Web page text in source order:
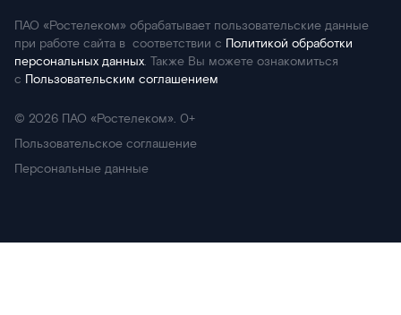
ПАО «Ростелеком» обрабатывает пользовательские данные
при работе сайта в соответствии с Политикой обработки
персональных данных. Также Вы можете ознакомиться
с Пользовательским соглашением
© 2026 ПАО «Ростелеком». 0+
Пользовательское соглашение
Персональные данные